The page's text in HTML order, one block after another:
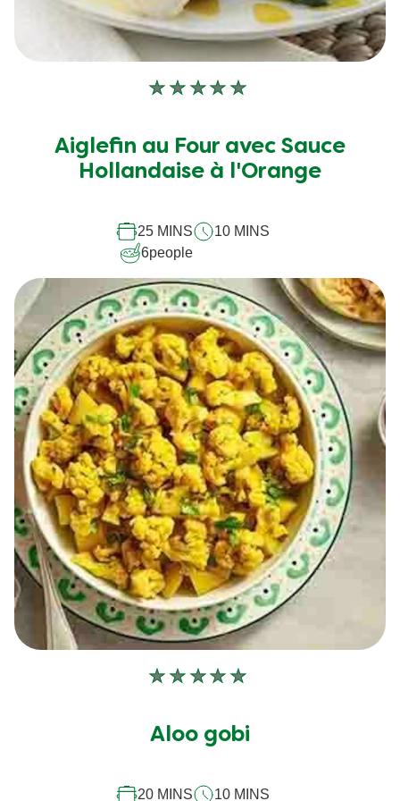
Aucune
soumise
pour
Aiglefin au Four avec Sauce
Hollandaise à l'Orange
25 MINS
10 MINS
6people
Aucune
soumise
Aloo gobi
20 MINS
10 MINS